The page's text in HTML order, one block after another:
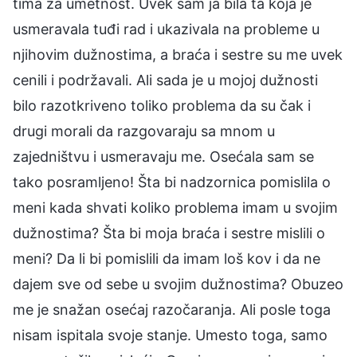
usmeravala tuđi rad i ukazivala na probleme u
njihovim dužnostima, a braća i sestre su me uvek
cenili i podržavali. Ali sada je u mojoj dužnosti
bilo razotkriveno toliko problema da su čak i
drugi morali da razgovaraju sa mnom u
zajedništvu i usmeravaju me. Osećala sam se
tako posramljeno! Šta bi nadzornica pomislila o
meni kada shvati koliko problema imam u svojim
dužnostima? Šta bi moja braća i sestre mislili o
meni? Da li bi pomislili da imam loš kov i da ne
dajem sve od sebe u svojim dužnostima? Obuzeo
me je snažan osećaj razočaranja. Ali posle toga
nisam ispitala svoje stanje. Umesto toga, samo